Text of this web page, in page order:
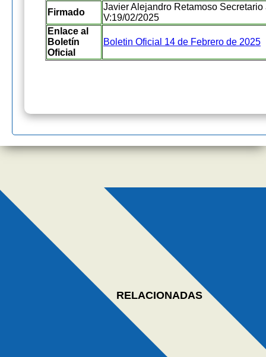
Firmado
Javier Alejandro Retamoso Secretario
V:19/02/2025
Enlace al
Boletín
Oficial
Boletin Oficial 14 de Febrero de 2025
RELACIONADAS